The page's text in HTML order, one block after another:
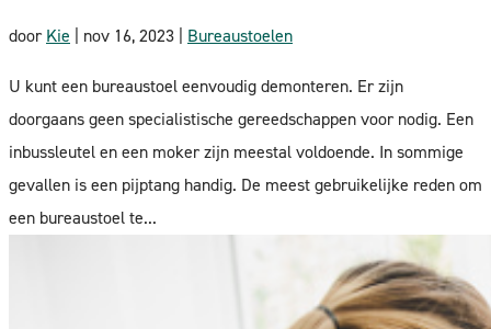
doorKie | nov 16, 2023 | Bureaustoelen
U kunt een bureaustoel eenvoudig demonteren. Er zijn
doorgaans geen specialistische gereedschappen voor nodig. Een
inbussleutel en een moker zijn meestal voldoende. In sommige
gevallen is een pijptang handig. De meest gebruikelijke reden om
een bureaustoel te...